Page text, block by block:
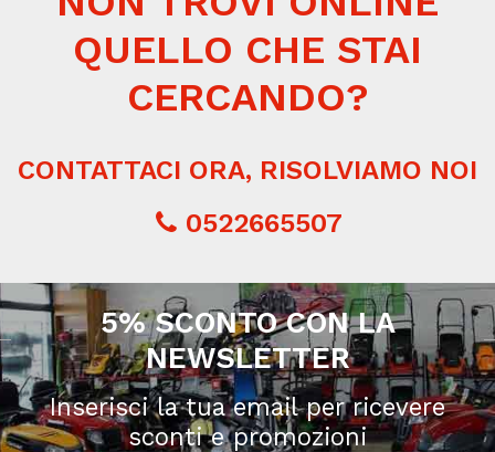
QUELLO CHE STAI
CERCANDO?
CONTATTACI ORA, RISOLVIAMO NOI
0522665507
5% SCONTO CON LA
NEWSLETTER
Inserisci la tua email per ricevere
sconti e promozioni